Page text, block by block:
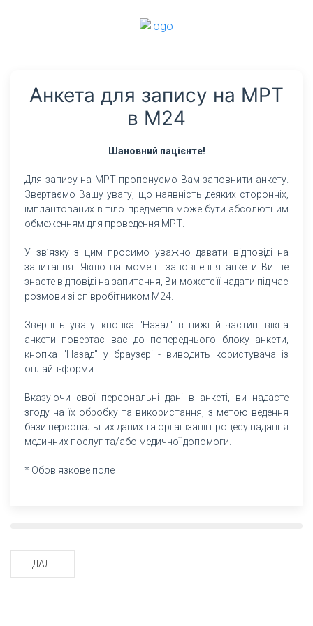
Анкета для запису на МРТ
в М24
Шановний пацієнте!
Для запису на МРТ пропонуємо Вам заповнити анкету.
Звертаємо Вашу увагу, що наявність деяких сторонніх,
імплантованих в тіло предметів може бути абсолютним
обмеженням для проведення МРТ.
У зв’язку з цим просимо уважно давати відповіді на
запитання. Якщо на момент заповнення анкети Ви не
знаєте відповіді на запитання, Ви можете її надати під час
розмови зі співробітником М24.
Зверніть увагу: кнопка "Назад" в нижній частині вікна
анкети повертає вас до попереднього блоку анкети,
кнопка "Назад" у браузері - виводить користувача із
онлайн-форми.
Вказуючи свої персональні дані в анкеті, ви надаєте
згоду на їх обробку та використання, з метою ведення
бази персональних даних та організації процесу надання
медичних послуг та/або медичної допомоги.
* Обов'язкове поле
ДАЛІ